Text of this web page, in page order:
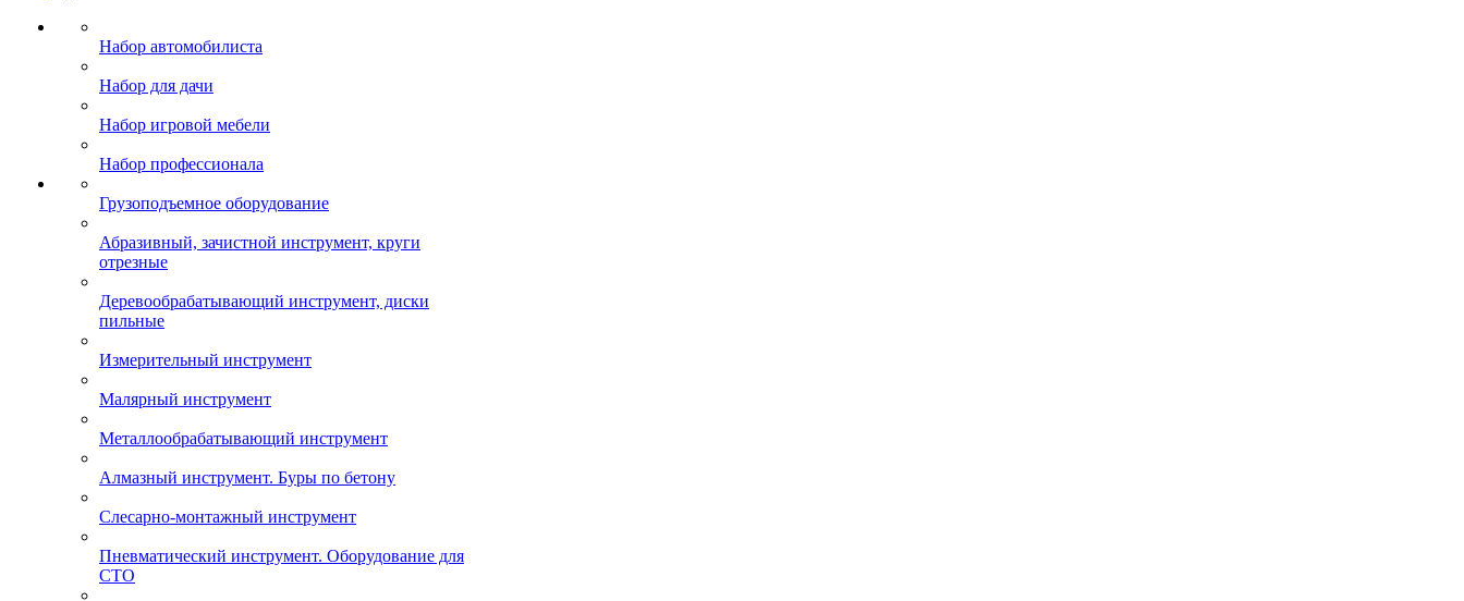
Набор автомобилиста
Набор для дачи
Набор игровой мебели
Набор профессионала
Грузоподъемное оборудование
Абразивный, зачистной инструмент, круги
отрезные
Деревообрабатывающий инструмент, диски
пильные
Измерительный инструмент
Малярный инструмент
Металлообрабатывающий инструмент
Алмазный инструмент. Буры по бетону
Слесарно-монтажный инструмент
Пневматический инструмент. Оборудование для
СТО